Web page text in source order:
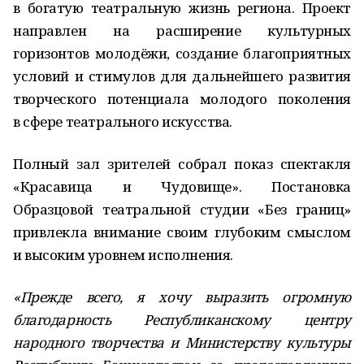
в богатую театральную жизнь региона. Проект
направлен на расширение культурных
горизонтов молодёжи, создание благоприятных
условий и стимулов для дальнейшего развития
творческого потенциала молодого поколения
в сфере театрального искусства.
Полный зал зрителей собрал показ спектакля
«Красавица и Чудовище». Постановка
Образцовой театральной студии «Без границ»
привлекла внимание своим глубоким смыслом
и высоким уровнем исполнения.
«Прежде всего, я хочу выразить огромную
благодарность Республиканскому центру
народного творчества и Министерству культуры